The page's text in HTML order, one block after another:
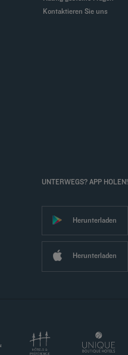
Kontaktieren Sie uns
UNTERWEGS? APP HOLEN!
Herunterladen
Herunterladen